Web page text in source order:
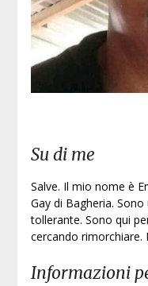
Su di me
Salve. Il mio nome è
Gay di Bagheria.
tollerante. Sono qui
cercando rimorchiare.
Informazioni